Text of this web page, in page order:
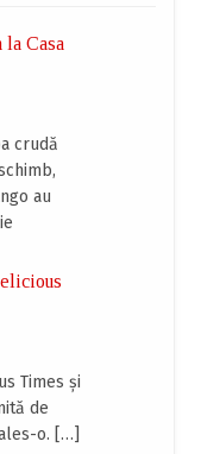
Casa
crudă
au
Times și
de
o. […]